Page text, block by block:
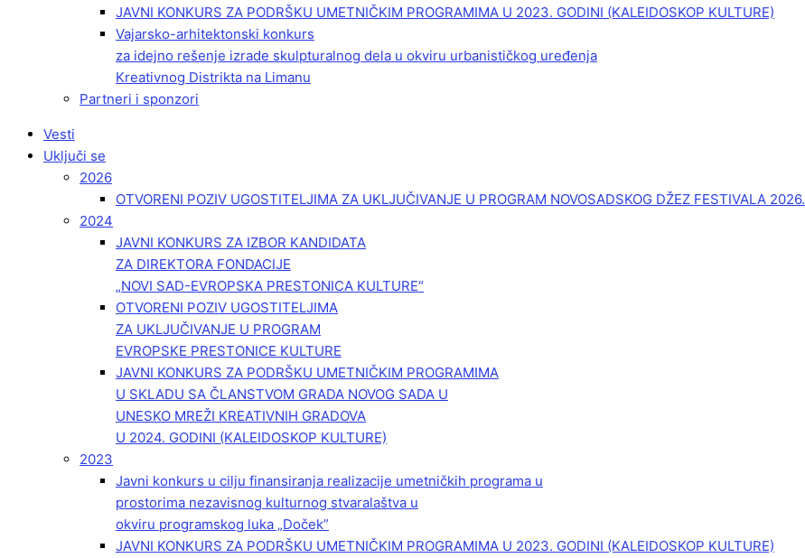
JAVNI KONKURS ZA PODRŠKU UMETNIČKIM PROGRAMIMA U 2023. GODINI (KALEIDOSKOP KULTURE)
Vajarsko-arhitektonski konkurs
za idejno rešenje izrade skulpturalnog dela u okviru urbanističkog uređenja
Kreativnog Distrikta na Limanu
Partneri i sponzori
Vesti
Uključi se
2026
OTVORENI POZIV UGOSTITELJIMA ZA UKLJUČIVANJE U PROGRAM NOVOSADSKOG DŽEZ FESTIVALA 2026.
2024
JAVNI KONKURS ZA IZBOR KANDIDATA
ZA DIREKTORA FONDACIJE
„NOVI SAD-EVROPSKA PRESTONICA KULTURE“
OTVORENI POZIV UGOSTITELJIMA
ZA UKLJUČIVANJE U PROGRAM
EVROPSKE PRESTONICE KULTURE
JAVNI KONKURS ZA PODRŠKU UMETNIČKIM PROGRAMIMA
U SKLADU SA ČLANSTVOM GRADA NOVOG SADA U
UNESKO MREŽI KREATIVNIH GRADOVA
U 2024. GODINI (KALEIDOSKOP KULTURE)
2023
Javni konkurs u cilju finansiranja realizacije umetničkih programa u
prostorima nezavisnog kulturnog stvaralaštva u
okviru programskog luka „Doček”
JAVNI KONKURS ZA PODRŠKU UMETNIČKIM PROGRAMIMA U 2023. GODINI (KALEIDOSKOP KULTURE)